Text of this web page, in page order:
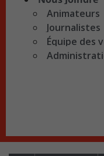
Animateurs
Journalistes
Équipe des